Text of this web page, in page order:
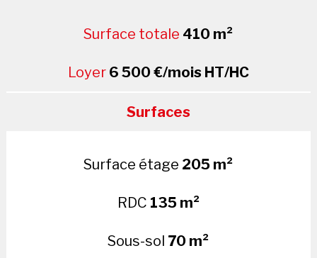
Surface totale 410 m²
Loyer 6 500 €/mois HT/HC
Surfaces
Surface étage 205 m²
RDC 135 m²
Sous-sol 70 m²